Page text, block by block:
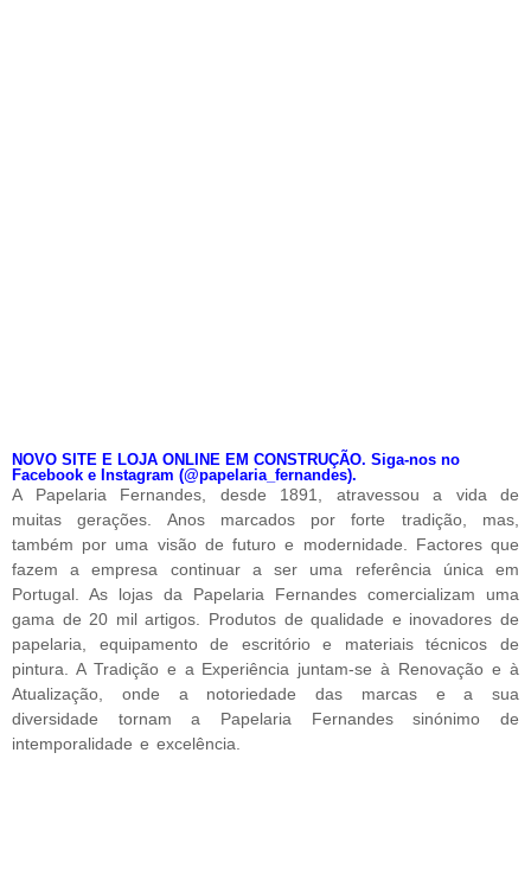
NOVO SITE E LOJA ONLINE EM CONSTRUÇÃO. Siga-nos no
Facebook e Instagram (@papelaria_fernandes).
A Papelaria Fernandes, desde 1891, atravessou a vida de
muitas gerações. Anos marcados por forte tradição, mas,
também por uma visão de futuro e modernidade. Factores que
fazem a empresa continuar a ser uma referência única em
Portugal. As lojas da Papelaria Fernandes comercializam uma
gama de 20 mil artigos. Produtos de qualidade e inovadores de
papelaria, equipamento de escritório e materiais técnicos de
pintura. A Tradição e a Experiência juntam-se à Renovação e à
Atualização, onde a notoriedade das marcas e a sua
diversidade tornam a Papelaria Fernandes sinónimo de
intemporalidade e excelência.